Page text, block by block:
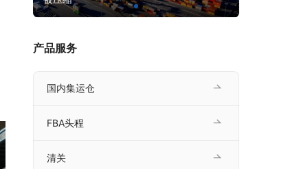
产品服务
国内集运仓
FBA头程
清关